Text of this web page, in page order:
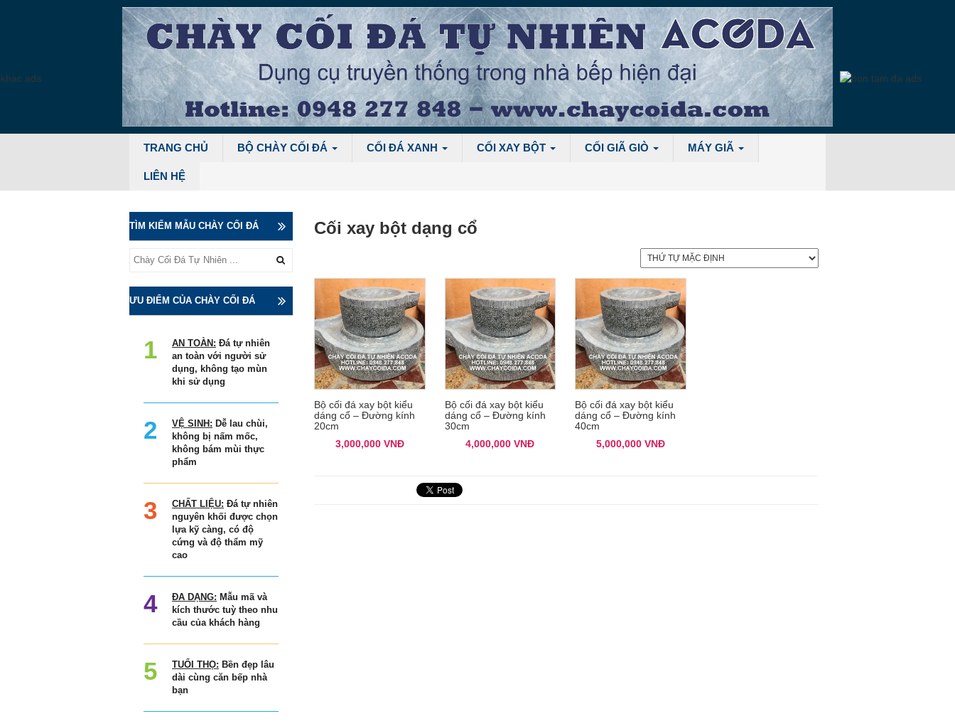
TRANG CHỦ BỘ CHÀY CỐI ĐÁ CỐI ĐÁ XANH CỐI XAY BỘT CỐI GIÃ GIÒ MÁY GIÃ
LIÊN HỆ
Cối xay bột dạng cổ
Bộ cối đá xay bột kiểu
dáng cổ – Đường kính
20cm
3,000,000 VNĐ
Bộ cối đá xay bột kiểu
dáng cổ – Đường kính
30cm
4,000,000VNĐ
Bộ cối đá xay bột kiểu
dáng cổ – Đường kính
40cm
5,000,000 VNĐ
TÌM KIẾM MẪU CHÀY CỐI ĐÁ
ƯU ĐIỂM CỦA CHÀY CỐI ĐÁ
AN TOÀN: Đá tự nhiên
an toàn với người sử
dụng, không tạo mùn
khi sử dụng
VỆ SINH: Dễ lau chùi,
không bị nấm mốc,
không bám mùi thực
phẩm
CHẤT LIỆU: Đá tự nhiên
nguyên khối được chọn
lựa kỹ càng, có độ
cứng và độ thẩm mỹ
cao
ĐA DẠNG: Mẫu mã và
kích thước tuỳ theo nhu
cầu của khách hàng
TUỔI THỌ: Bền đẹp lâu
dài cùng căn bếp nhà
bạn